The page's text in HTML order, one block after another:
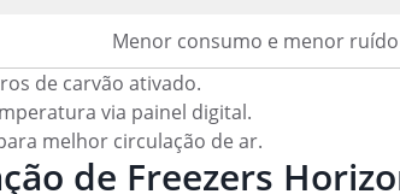
Menor consumo e menor ruído
de carvão ativado.
via painel digital.
melhor circulação de ar.
de Freezers